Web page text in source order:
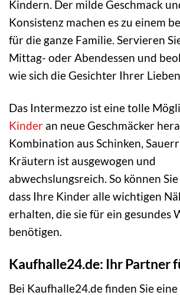
Kindern. Der milde Geschmack
Konsistenz machen es zu einem
für die ganze Familie. Servieren
Mittag- oder Abendessen und
wie sich die Gesichter Ihrer
Das Intermezzo ist eine tolle
Kinder an neue Geschmäcker
Kombination aus Schinken,
Kräutern ist ausgewogen und
abwechslungsreich. So können
dass Ihre Kinder alle wichtigen
erhalten, die sie für ein gesundes
benötigen.
Kaufhalle24.de: Ihr Partner
Bei Kaufhalle24.de finden Sie